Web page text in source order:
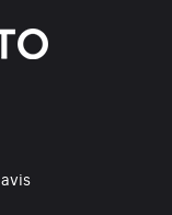
avis